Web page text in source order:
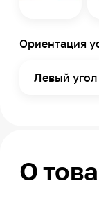
Ориентация
Левый угол
О